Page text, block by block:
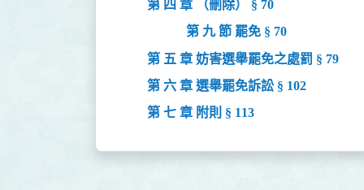
第 四 章 （刪除） § 70
第 九 節 罷免 § 70
第 五 章 妨害選舉罷免之處罰 § 79
第 六 章 選舉罷免訴訟 § 102
第 七 章 附則 § 113